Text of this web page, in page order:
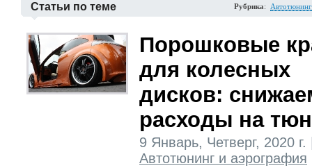
Статьи по теме Рубрика:
Порошковые
для колесных
дисков:
расходы на
9 Январь, Четверг, 2020 г.
Автотюнинг и аэрография